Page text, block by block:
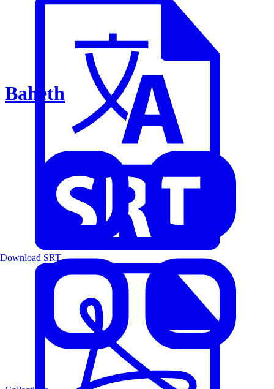
Baheth
Download SRT